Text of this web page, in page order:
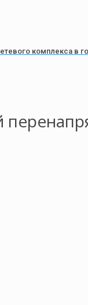
комплекса в